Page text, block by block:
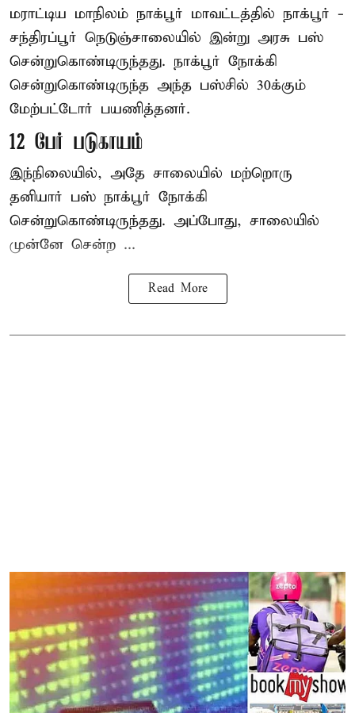
மராட்டிய மாநிலம் நாக்பூர் மாவட்டத்தில் நாக்பூர் -
சந்திரப்பூர் நெடுஞ்சாலையில் இன்று அரசு பஸ்
சென்றுகொண்டிருந்தது. நாக்பூர் நோக்கி
சென்றுகொண்டிருந்த அந்த பஸ்சில் 30க்கும்
மேற்பட்டோர் பயணித்தனர்.
12 பேர் படுகாயம்
இந்நிலையில், அதே சாலையில் மற்றொரு
தனியார் பஸ் நாக்பூர் நோக்கி
சென்றுகொண்டிருந்தது. அப்போது, சாலையில்
முன்னே சென்ற ...
Read More